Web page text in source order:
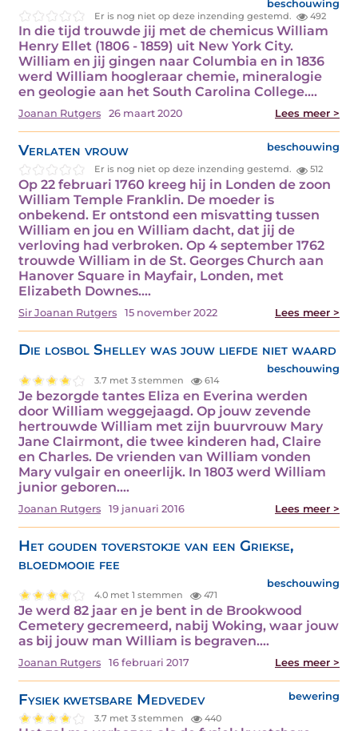
beschouwing
Er is nog niet op deze inzending gestemd. 492
In die tijd trouwde jij met de chemicus William
Henry Ellet (1806 - 1859) uit New York City.
William en jij gingen naar Columbia en in 1836
werd William hoogleraar chemie, mineralogie
en geologie aan het South Carolina College.…
Joanan Rutgers 26 maart 2020 Lees meer >
Verlaten vrouw beschouwing
Er is nog niet op deze inzending gestemd. 512
Op 22 februari 1760 kreeg hij in Londen de zoon
William Temple Franklin. De moeder is
onbekend. Er ontstond een misvatting tussen
William en jou en William dacht, dat jij de
verloving had verbroken. Op 4 september 1762
trouwde William in de St. Georges Church aan
Hanover Square in Mayfair, Londen, met
Elizabeth Downes.…
Sir Joanan Rutgers 15 november 2022 Lees meer >
Die losbol Shelley was jouw liefde niet waard
beschouwing
3.7 met 3 stemmen 614
Je bezorgde tantes Eliza en Everina werden
door William weggejaagd. Op jouw zevende
hertrouwde William met zijn buurvrouw Mary
Jane Clairmont, die twee kinderen had, Claire
en Charles. De vrienden van William vonden
Mary vulgair en oneerlijk. In 1803 werd William
junior geboren.…
Joanan Rutgers 19 januari 2016 Lees meer >
Het gouden toverstokje van een Griekse,
bloedmooie fee
beschouwing
4.0 met 1 stemmen 471
Je werd 82 jaar en je bent in de Brookwood
Cemetery gecremeerd, nabij Woking, waar jouw
as bij jouw man William is begraven.…
Joanan Rutgers 16 februari 2017 Lees meer >
Fysiek kwetsbare Medvedev bewering
3.7 met 3 stemmen 440